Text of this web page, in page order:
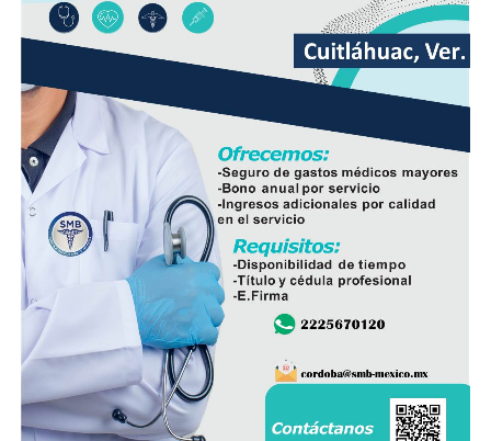
De acuerdo con las estimaciones de la UNPCA, el cierre
del Ingenio San Pedro representa un impacto
económico superior a los mil millones de pesos, cifra
que amenaza con afectar de manera directa la actividad
productiva y el sustento de miles de familias
veracruzanas ligadas al sector azucarero.